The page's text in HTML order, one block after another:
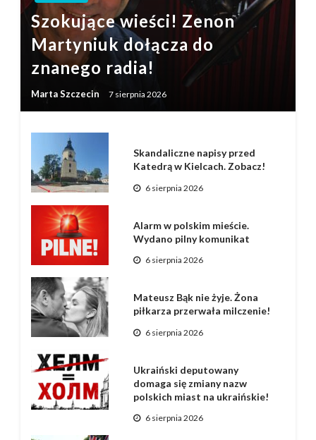
Szokujące wieści! Zenon
Martyniuk dołącza do
znanego radia!
Marta Szczecin 7 sierpnia 2026
Skandaliczne napisy przed
Katedrą w Kielcach. Zobacz!
6 sierpnia 2026
Alarm w polskim mieście.
Wydano pilny komunikat
6 sierpnia 2026
Mateusz Bąk nie żyje. Żona
piłkarza przerwała milczenie!
6 sierpnia 2026
Ukraiński deputowany
domaga się zmiany nazw
polskich miast na ukraińskie!
6 sierpnia 2026